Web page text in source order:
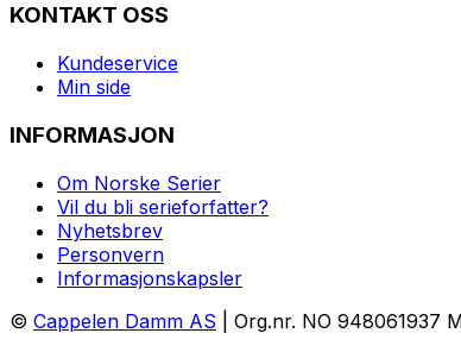
KONTAKT OSS
Kundeservice
Min side
INFORMASJON
Om Norske Serier
Vil du bli serieforfatter?
Nyhetsbrev
Personvern
Informasjonskapsler
© Cappelen Damm AS | Org.nr. NO 948061937